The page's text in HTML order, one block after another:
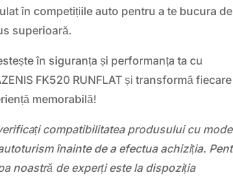
în competițiile auto pentru a te bucura
superioară.
în siguranța și performanța ta cu
FK520 RUNFLAT și transformă fiecare
memorabilă!
compatibilitatea produsului cu
înainte de a efectua achiziția.
noastră de experți este la dispoziția